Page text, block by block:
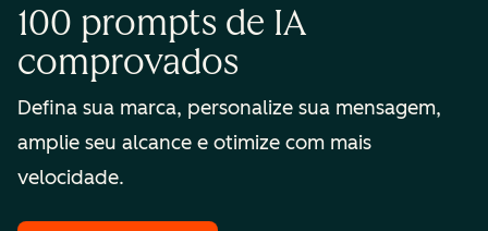
100 prompts de IA
comprovados
Defina sua marca, personalize sua mensagem,
amplie seu alcance e otimize com mais
velocidade.